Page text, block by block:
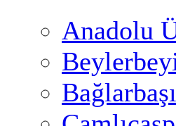
Anadolu